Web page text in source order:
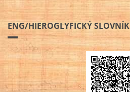
ENG/HIEROGLYFICKÝ SLOVNÍK